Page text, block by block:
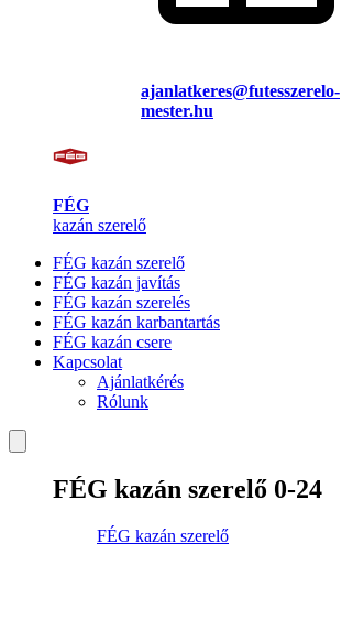
ajanlatkeres@futesszerelo-
mester.hu
FÉG
kazán szerelő
FÉG kazán szerelő
FÉG kazán javítás
FÉG kazán szerelés
FÉG kazán karbantartás
FÉG kazán csere
Kapcsolat
Ajánlatkérés
Rólunk
FÉG kazán szerelő 0-24
FÉG kazán szerelő